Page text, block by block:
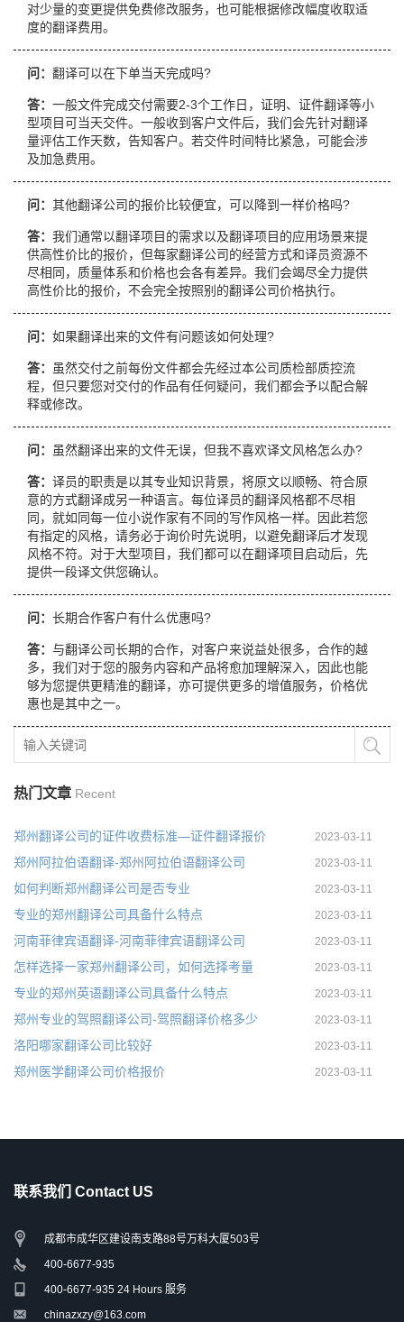
对少量的变更提供免费修改服务，也可能根据修改幅度收取适
度的翻译费用。
问： 翻译可以在下单当天完成吗?
答： 一般文件完成交付需要2-3个工作日，证明、证件翻译等小
型项目可当天交件。一般收到客户文件后，我们会先针对翻译
量评估工作天数，告知客户。若交件时间特比紧急，可能会涉
及加急费用。
问： 其他翻译公司的报价比较便宜，可以降到一样价格吗?
答： 我们通常以翻译项目的需求以及翻译项目的应用场景来提
供高性价比的报价，但每家翻译公司的经营方式和译员资源不
尽相同，质量体系和价格也会各有差异。我们会竭尽全力提供
高性价比的报价，不会完全按照别的翻译公司价格执行。
问： 如果翻译出来的文件有问题该如何处理?
答：
虽然交付之前每份文件都会先经过本公司质检部质控流
程，但只要您对交付的作品有任何疑问，我们都会予以配合解
释或修改。
问： 虽然翻译出来的文件无误，但我不喜欢译文风格怎么办?
答： 译员的职责是以其专业知识背景，将原文以顺畅、符合原
意的方式翻译成另一种语言。每位译员的翻译风格都不尽相
同，就如同每一位小说作家有不同的写作风格一样。因此若您
有指定的风格，请务必于询价时先说明，以避免翻译后才发现
风格不符。对于大型项目，我们都可以在翻译项目启动后，先
提供一段译文供您确认。
问： 长期合作客户有什么优惠吗?
答： 与翻译公司长期的合作，对客户来说益处很多，合作的越
多，我们对于您的服务内容和产品将愈加理解深入，因此也能
够为您提供更精淮的翻译，亦可提供更多的增值服务，价格优
惠也是其中之一。
热门文章 Recent
郑州翻译公司的证件收费标准—证件翻译报价 2023-03-11
郑州阿拉伯语翻译-郑州阿拉伯语翻译公司 2023-03-11
如何判断郑州翻译公司是否专业 2023-03-11
专业的郑州翻译公司具备什么特点 2023-03-11
河南菲律宾语翻译-河南菲律宾语翻译公司 2023-03-11
怎样选择一家郑州翻译公司，如何选择考量 2023-03-11
专业的郑州英语翻译公司具备什么特点 2023-03-11
郑州专业的驾照翻译公司-驾照翻译价格多少 2023-03-11
洛阳哪家翻译公司比较好 2023-03-11
郑州医学翻译公司价格报价 2023-03-11
联系我们 Contact US
成都市成华区建设南支路88号万科大厦503号
400-6677-935
400-6677-935 24 Hours 服务
chinazxzy@163.com